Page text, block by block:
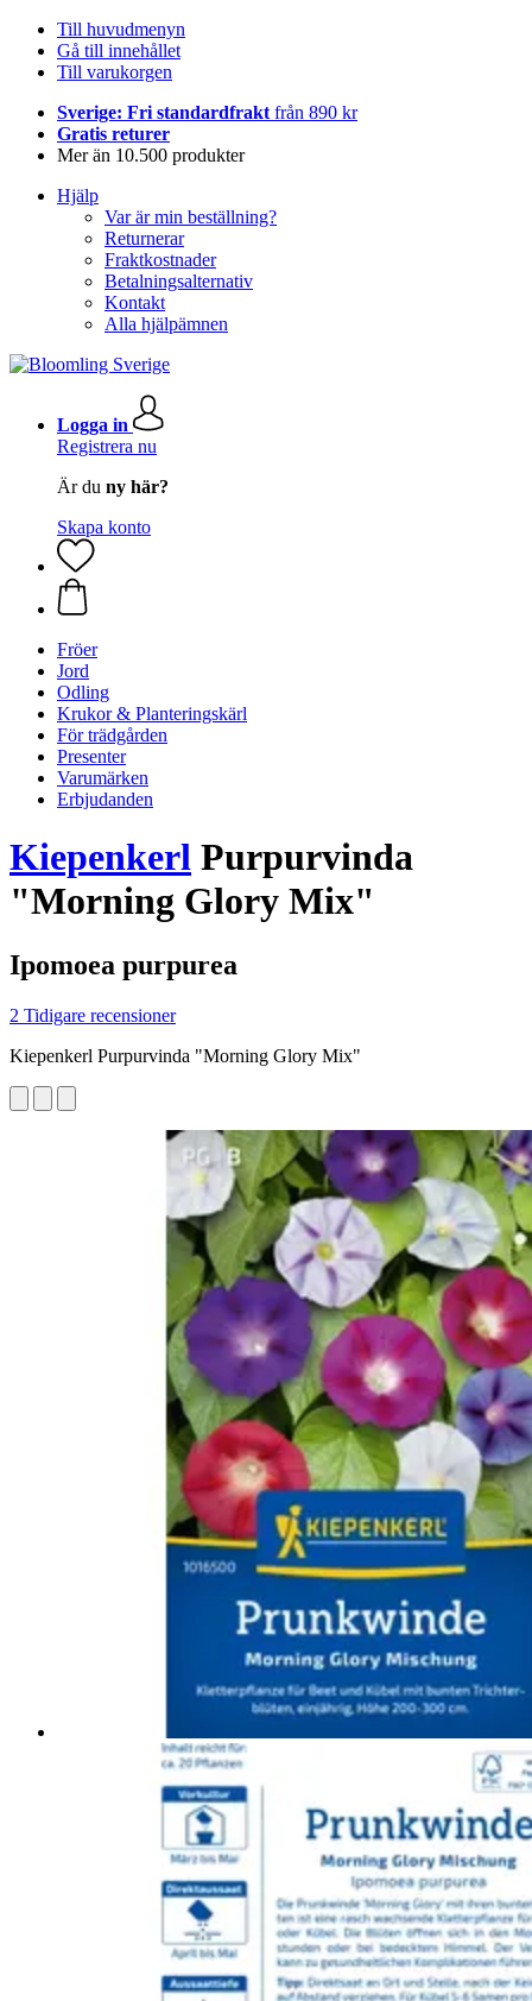
Till huvudmenyn
Gå till innehållet
Till varukorgen
Sverige: Fri standardfrakt från 890 kr
Gratis returer
Mer än 10.500 produkter
Hjälp
Var är min beställning?
Returnerar
Fraktkostnader
Betalningsalternativ
Kontakt
Alla hjälpämnen
Logga in
Registrera nu
Är du ny här?
Skapa konto
Fröer
Jord
Odling
Krukor & Planteringskärl
För trädgården
Presenter
Varumärken
Erbjudanden
Kiepenkerl Purpurvinda
"Morning Glory Mix"
Ipomoea purpurea
2 Tidigare recensioner
Kiepenkerl Purpurvinda "Morning Glory Mix"